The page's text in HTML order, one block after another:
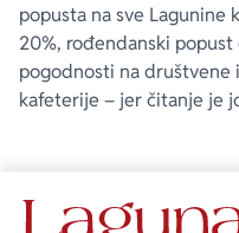
popusta na sve Lagunine
20%, rođendanski
pogodnosti na društvene
kafeterije – jer čitanje je